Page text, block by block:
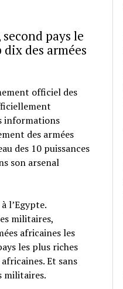
pays le
des armées
officiel des
informations
des armées
des 10 puissances
son arsenal
l’Egypte.
militaires,
africaines les
les plus riches
Et sans
militaires.